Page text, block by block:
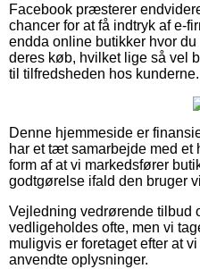
Facebook præsterer
chancer for at få indtryk af e-
endda online butikker hvor
deres køb, hvilket lige så vel
til tilfredsheden hos kunderne.
Denne hjemmeside er
har et tæt samarbejde med et
form af at vi markedsfører
godtgørelse ifald den bruger
Vejledning vedrørende tilbud
vedligeholdes ofte, men vi
muligvis er foretaget efter at
anvendte oplysninger.